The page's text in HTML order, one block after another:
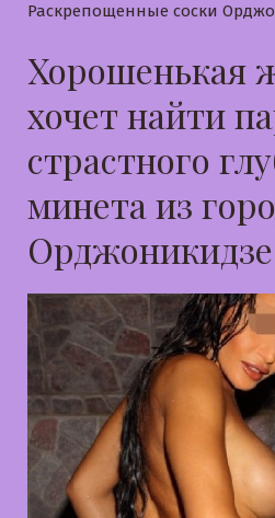
Раскрепощенные соски
Хорошенькая
хочет найти
страстного
минета из
Орджоникидзе